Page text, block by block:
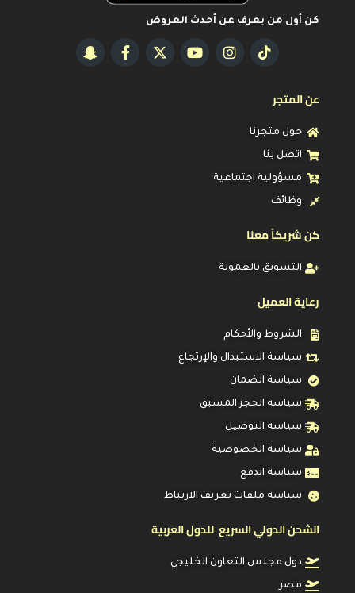
كن أول من يعرف عن أحدث العروض
عن المتجر
حول متجرنا
اتصل بنا
مسؤولية اجتماعية
وظائف
كن شريكاً معنا
التسويق بالعمولة
رعاية العميل
الشروط والأحكام
سياسة الاستبدال والإرتجاع
سياسة الضمان
سياسة الحجز المسبق
سياسة التوصيل
سياسة الخصوصية
سياسة الدفع
سياسة ملفات تعريف الارتباط
الشحن الدولي السريع للدول العربية
دول مجلس التعاون الخليجي
مصر